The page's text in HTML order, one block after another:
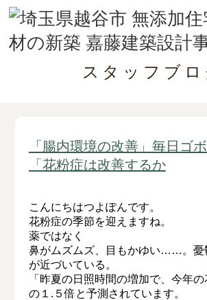
スタッフブロ
「腸内環境の改善」毎日ゴ
「花粉症は改善するか
こんにちはつよぽんです。
花粉症の季節を迎えますね。
薬ではなく
鼻がムズムズ、目もかゆい……。憂
が近づいている。
「昨夏の日照時間の増加で、今年
の１.５倍と予測されています。